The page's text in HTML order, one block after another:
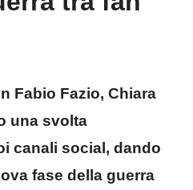
Fabio Fazio, Chiara
una svolta
canali social, dando
fase della guerra